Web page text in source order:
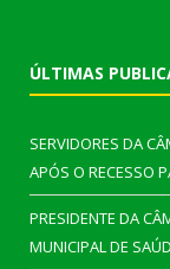
ÚLTIMAS
SERVIDORES DA
APÓS O RECESSO
PRESIDENTE DA
MUNICIPAL DE